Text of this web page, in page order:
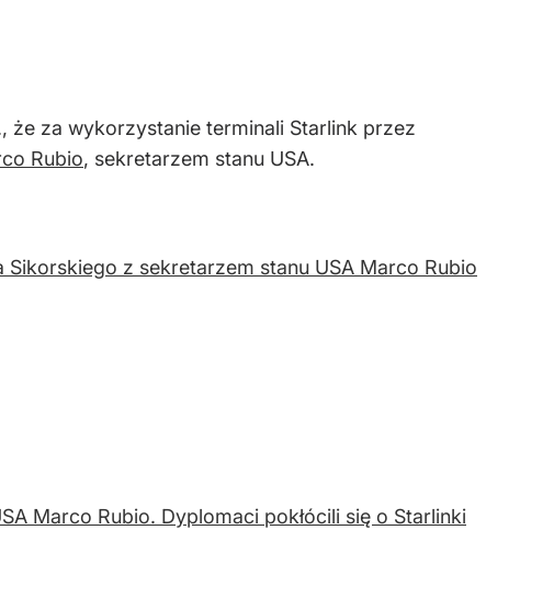
że za wykorzystanie terminali Starlink przez
Rubio, sekretarzem stanu USA.
z sekretarzem stanu USA Marco Rubio
Marco Rubio. Dyplomaci pokłócili się o Starlinki